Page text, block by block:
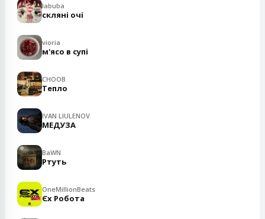
labuba
скляні очі
vioria
м'ясо в супі
CHOOB
Тепло
IVAN LIULENOV
МЕДУЗА
BaWN
Ртуть
OneMillionBeats
Єх Робота